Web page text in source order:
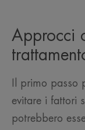
Approcci
Il primo passo
evitare i fattori
potrebbero